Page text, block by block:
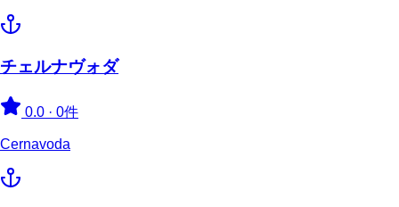
チェルナヴォダ
0.0 · 0件
Cernavoda